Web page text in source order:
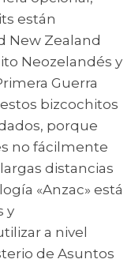
están
New Zealand
Neozelandés y
Guerra
bizcochitos
porque
no fácilmente
distancias
«Anzac» está
y
a nivel
de Asuntos